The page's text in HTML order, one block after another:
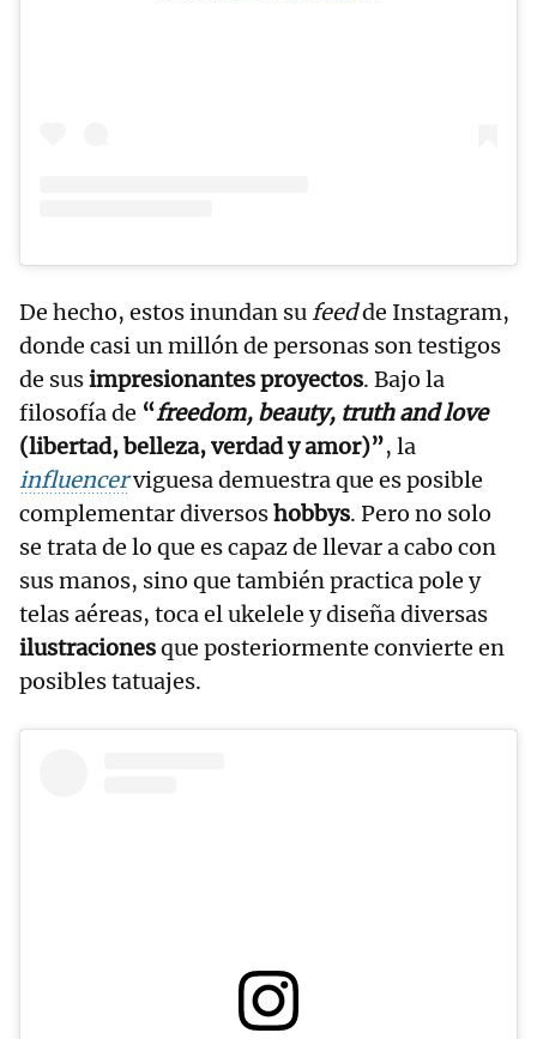
De hecho, estos inundan sufeedde Instagram,
donde casi un millón de personas son testigos
de susimpresionantes proyectos. Bajo la
filosofía de “freedom, beauty, truth and love
(libertad, belleza, verdad y amor)”, la
influencerviguesa demuestra que es posible
complementar diversoshobbys. Pero no solo
se trata de lo que es capaz de llevar a cabo con
sus manos, sino que también practica pole y
telas aéreas, toca el ukelele y diseña diversas
ilustracionesque posteriormente convierte en
posibles tatuajes.